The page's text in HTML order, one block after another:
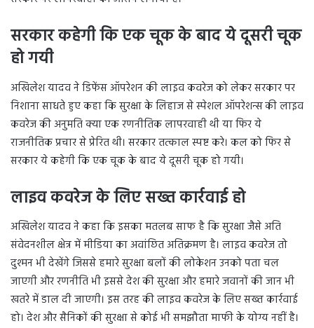
सरकार कहेगी कि एक चूक के बाद ये दूसरी चूक
हो गयी
अखिलेश यादव ने डिफेंस ऑपरेशन की लाइव कवरेज को लेकर सरकार पर
निशाना साधते हुए कहा कि सुरक्षा के लिहाज से स्पेशल ऑपरेशन्स की लाइव
कवरेज की अनुमति क्या एक रणनीतिक लापरवाही थी या फिर ये
राजनीतिक प्रचार से प्रेरित थी। सरकार तत्काल स्पष्ट करे। कल को फिर से
सरकार ये कहेगी कि एक चूक के बाद ये दूसरी चूक हो गयी।
लाइव कवरेज के लिए सख्त कार्रवाई हो
अखिलेश यादव ने कहा कि इसका मतलब साफ है कि सुरक्षा जैसे अति
संवेदनशील क्षेत्र में मीडिया का अवांछित अतिक्रमण है। लाइव कवरेज तो
दुश्मन भी देखेंगे जिससे हमारे सुरक्षा बलों की लोकेशन उनको पता चल
जाएगी और रणनीति भी इससे देश की सुरक्षा और हमारे जवानों की जान भी
खतरे में डाल दी जाएगी। इस तरह की लाइव कवरेज के लिए सख्त कार्रवाई
हो। देश और सैनिकों की सुरक्षा से कोई भी समझौता माफी के योग्य नहीं है।